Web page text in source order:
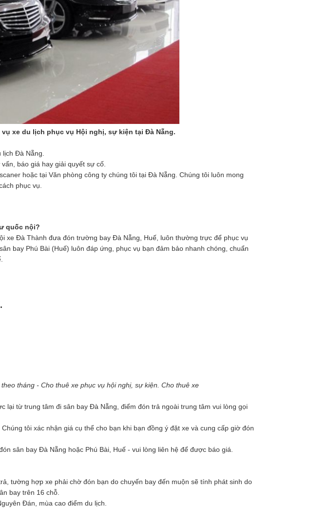
xe du lịch phục vụ Hội nghị, sự kiện tại Đà Nẵng.
lịch Đà Nẵng.
báo giá hay giải quyết sự cố.
hoặc tại Văn phòng công ty chúng tôi tại Đà Nẵng. Chúng tôi luôn mong
phục vụ.
quốc nội?
xe Đà Thành đưa đón trường bay Đà Nẵng, Huế, luôn thường trực để phục vụ
bay Phú Bài (Huế) luôn đáp ứng, phục vụ bạn đảm bảo nhanh chóng, chuẩn
tháng - Cho thuê xe phục vụ hội nghị, sự kiện. Cho thuê xe​​​​​​​
từ trung tâm đi sân bay Đà Nẵng, điểm đón trả ngoài trung tâm vui lòng gọi
tôi xác nhận giá cụ thể cho bạn khi bạn đồng ý đặt xe và cung cấp giờ đón
sân bay Đà Nẵng hoặc Phú Bài, Huế - vui lòng liên hệ để được báo giá.
tường hợp xe phải chờ đón bạn do chuyến bay đến muộn sẽ tính phát sinh do
bay trên 16 chỗ.
Đán, mùa cao điểm du lịch.